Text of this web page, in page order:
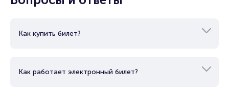
Как купить билет?
Как работает электронный билет?